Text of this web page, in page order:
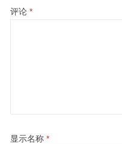
评论 *
显示名称 *